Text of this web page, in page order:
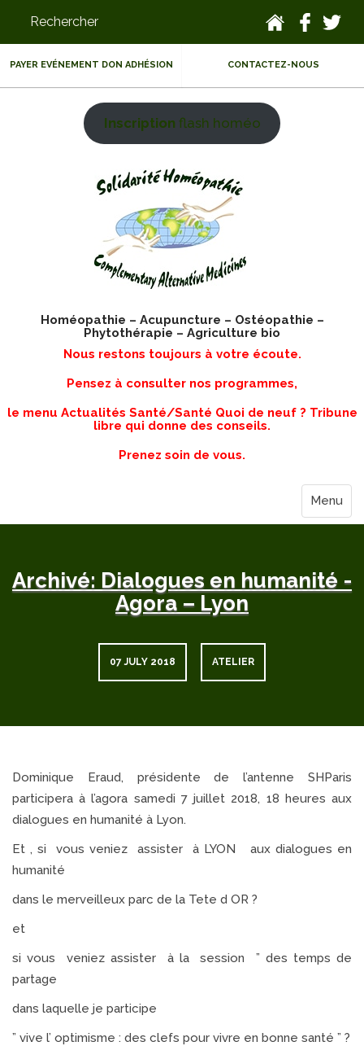
PAYER EVÉNEMENT DON ADHÉSION CONTACTEZ-NOUS
Inscription flash homéo
Homéopathie – Acupuncture – Ostéopathie –
Phytothérapie – Agriculture bio
Nous restons toujours à votre écoute.
Pensez à consulter nos programmes,
le menu Actualités Santé/Santé Quoi de neuf ? Tribune
libre qui donne des conseils.
Prenez soin de vous.
Menu
Archivé: Dialogues en humanité -
Agora – Lyon
07 JULY 2018 ATELIER
Dominique Eraud, présidente de l’antenne SHParis
participera à l’agora samedi 7 juillet 2018, 18 heures aux
dialogues en humanité à Lyon.
Et , si vous veniez assister à LYON aux dialogues en
humanité
dans le merveilleux parc de la Tete d OR ?
et
si vous veniez assister à la session ” des temps de
partage
dans laquelle je participe
” vive l’ optimisme : des clefs pour vivre en bonne santé ” ?